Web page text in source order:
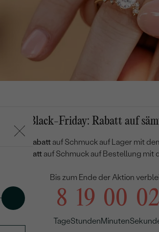
Black-Friday: Rabatt auf
25 % Rabatt auf Schmuck auf Lager mit
10 % Rabattauf Schmuck auf Bestellung mit
Bis zum Ende der Aktion
8
Tage
19
Stunden
00
Minuten
01